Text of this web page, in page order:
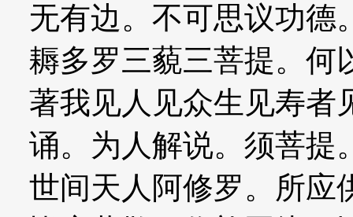
无有边。不可思议功德
耨多罗三藐三菩提。何
著我见人见众生见寿者
诵。为人解说。须菩提
世间天人阿修罗。所应